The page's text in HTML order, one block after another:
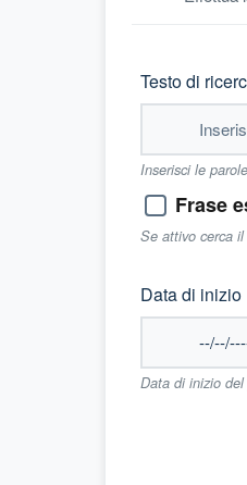
Testo di
Inserisci le
Frase
Se attivo cerca
Data di inizio
Data di inizio